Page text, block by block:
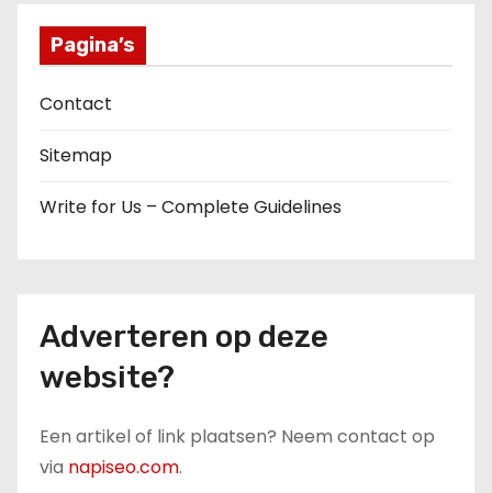
Pagina’s
Contact
Sitemap
Write for Us – Complete Guidelines
Adverteren op deze
website?
Een artikel of link plaatsen? Neem contact op
via napiseo.com.